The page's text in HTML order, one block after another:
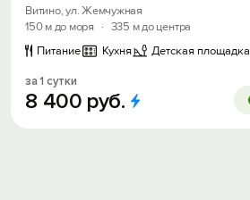
Витино, ул. Жемчужная
150 м до моря
· 335 м до центра
Питание
Кухня Детская площадка
за 1 сутки
8 400 руб.